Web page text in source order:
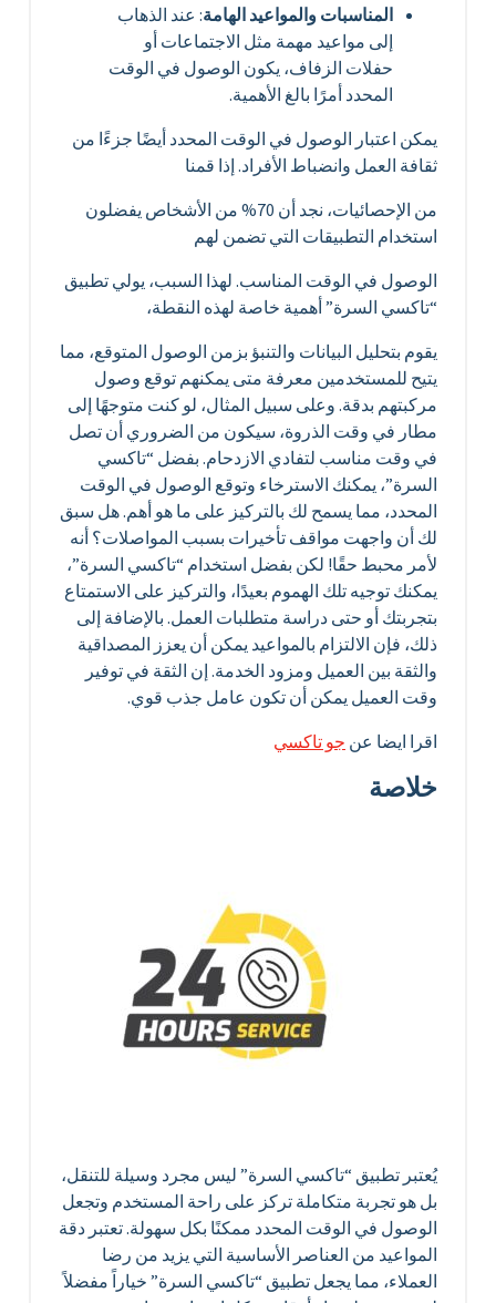
المناسبات والمواعيد الهامة: عند الذهاب
إلى مواعيد مهمة مثل الاجتماعات أو
حفلات الزفاف، يكون الوصول في الوقت
المحدد أمرًا بالغ الأهمية.
يمكن اعتبار الوصول في الوقت المحدد أيضًا جزءًا من
ثقافة العمل وانضباط الأفراد. إذا قمنا
من الإحصائيات، نجد أن 70% من الأشخاص يفضلون
استخدام التطبيقات التي تضمن لهم
الوصول في الوقت المناسب. لهذا السبب، يولي تطبيق
“تاكسي السرة” أهمية خاصة لهذه النقطة،
يقوم بتحليل البيانات والتنبؤ بزمن الوصول المتوقع، مما
يتيح للمستخدمين معرفة متى يمكنهم توقع وصول
مركبتهم بدقة. وعلى سبيل المثال، لو كنت متوجهًا إلى
مطار في وقت الذروة، سيكون من الضروري أن تصل
في وقت مناسب لتفادي الازدحام. بفضل “تاكسي
السرة”، يمكنك الاسترخاء وتوقع الوصول في الوقت
المحدد، مما يسمح لك بالتركيز على ما هو أهم. هل سبق
لك أن واجهت مواقف تأخيرات بسبب المواصلات؟ أنه
لأمر محبط حقًا! لكن بفضل استخدام “تاكسي السرة”،
يمكنك توجيه تلك الهموم بعيدًا، والتركيز على الاستمتاع
بتجربتك أو حتى دراسة متطلبات العمل. بالإضافة إلى
ذلك، فإن الالتزام بالمواعيد يمكن أن يعزز المصداقية
والثقة بين العميل ومزود الخدمة. إن الثقة في توفير
وقت العميل يمكن أن تكون عامل جذب قوي.
اقرا ايضا عنجو تاكسي
خلاصة
يُعتبر تطبيق “تاكسي السرة” ليس مجرد وسيلة للتنقل،
بل هو تجربة متكاملة تركز على راحة المستخدم وتجعل
الوصول في الوقت المحدد ممكنًا بكل سهولة. تعتبر دقة
المواعيد من العناصر الأساسية التي يزيد من رضا
العملاء، مما يجعل تطبيق “تاكسي السرة” خياراً مفضلاً